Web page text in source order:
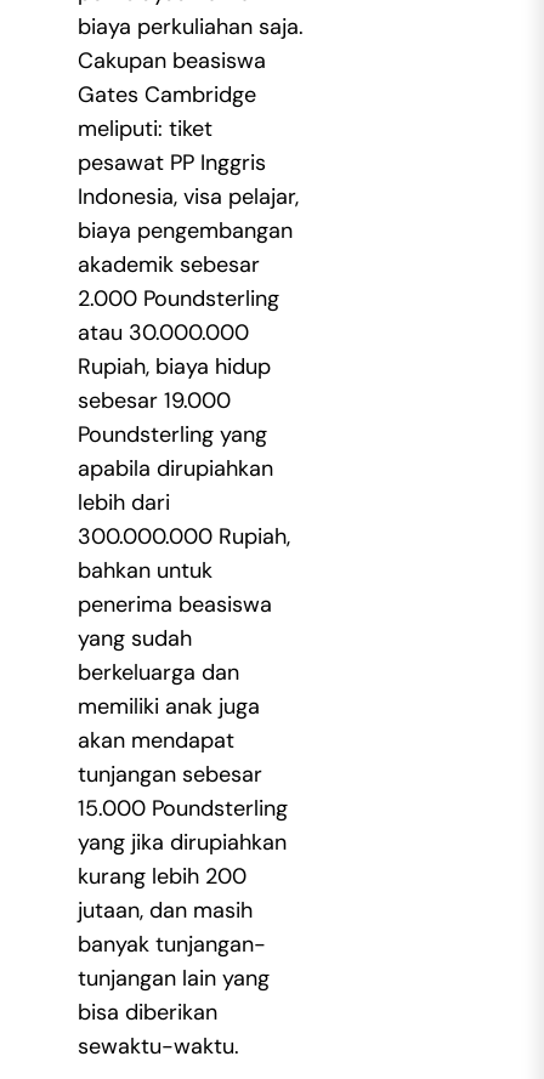
biaya perkuliahan saja.
Cakupan beasiswa
Gates Cambridge
meliputi: tiket
pesawat PP Inggris
Indonesia, visa pelajar,
biaya pengembangan
akademik sebesar
2.000 Poundsterling
atau 30.000.000
Rupiah, biaya hidup
sebesar 19.000
Poundsterling yang
apabila dirupiahkan
lebih dari
300.000.000 Rupiah,
bahkan untuk
penerima beasiswa
yang sudah
berkeluarga dan
memiliki anak juga
akan mendapat
tunjangan sebesar
15.000 Poundsterling
yang jika dirupiahkan
kurang lebih 200
jutaan, dan masih
banyak tunjangan-
tunjangan lain yang
bisa diberikan
sewaktu-waktu.